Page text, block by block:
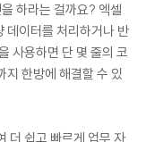
하라는 걸까요? 엑셀
데이터를 처리하거나 반
사용하면 단 몇 줄의 코
지 한방에 해결할 수 있
더 쉽고 빠르게 업무 자